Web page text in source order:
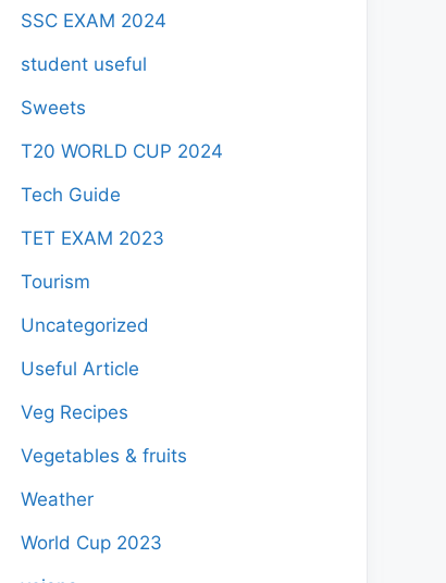
SSC EXAM 2024
student useful
Sweets
T20 WORLD CUP 2024
Tech Guide
TET EXAM 2023
Tourism
Uncategorized
Useful Article
Veg Recipes
Vegetables & fruits
Weather
World Cup 2023